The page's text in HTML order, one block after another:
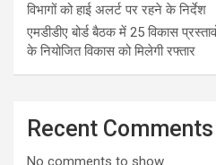
विभागों को हाई अलर्ट पर रहने के निर्देश
एमडीडीए बोर्ड बैठक में 25 विकास
के नियोजित विकास को मिलेगी रफ्तार
Recent Comments
No comments to show.